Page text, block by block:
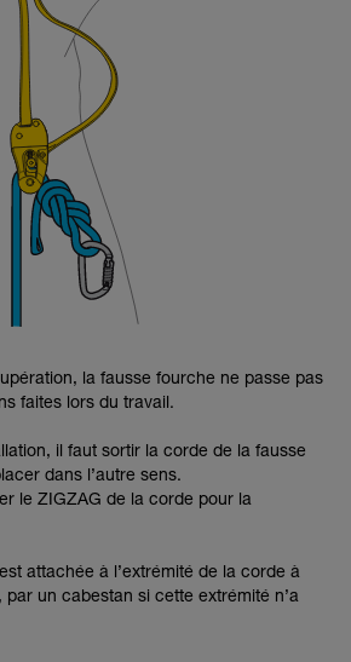
la fausse fourche ne passe pas
faites lors du travail.
il faut sortir la corde de la fausse
dans l’autre sens.
le ZIGZAG de la corde pour la
attachée à l’extrémité de la corde à
par un cabestan si cette extrémité n’a